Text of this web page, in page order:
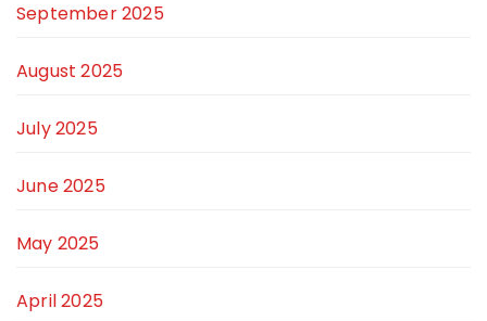
September 2025
August 2025
July 2025
June 2025
May 2025
April 2025